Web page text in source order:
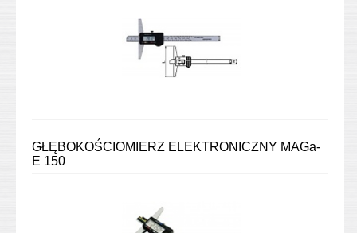
GŁĘBOKOŚCIOMIERZ ELEKTRONICZNY MAGa-
E 150